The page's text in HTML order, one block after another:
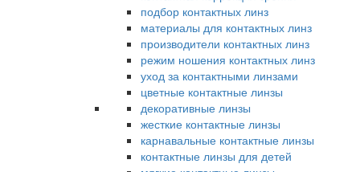
подбор контактных линз
материалы для контактных линз
производители контактных линз
режим ношения контактных линз
уход за контактными линзами
цветные контактные линзы
декоративные линзы
жесткие контактные линзы
карнавальные контактные линзы
контактные линзы для детей